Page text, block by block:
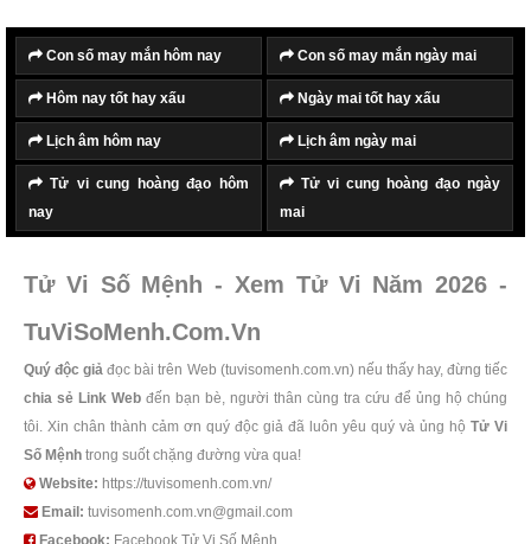
Con số may mắn hôm nay Con số may mắn ngày mai
Hôm nay tốt hay xấu Ngày mai tốt hay xấu
Lịch âm hôm nay Lịch âm ngày mai
Tử vi cung hoàng đạo hôm
nay
Tử vi cung hoàng đạo ngày
mai
Tử Vi Số Mệnh - Xem Tử Vi Năm 2026 -
TuViSoMenh.Com.Vn
Quý độc giả đọc bài trên Web (tuvisomenh.com.vn) nếu thấy hay, đừng tiếc
chia sẻ Link Web đến bạn bè, người thân cùng tra cứu để ủng hộ chúng
tôi. Xin chân thành cảm ơn quý độc giả đã luôn yêu quý và ủng hộ Tử Vi
Số Mệnh trong suốt chặng đường vừa qua!
Website: https://tuvisomenh.com.vn/
Email: tuvisomenh.com.vn@gmail.com
Facebook: Facebook Tử Vi Số Mệnh